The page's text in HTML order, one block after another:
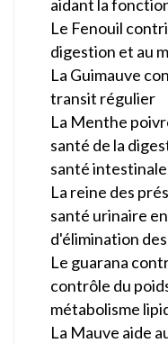
aidant la
Le Fenouil
digestion et au
La Guimauve
transit régulier
La Menthe
santé de la
santé intestinale
La reine des
santé urinaire
d'élimination
Le guarana
contrôle du
métabolisme
La Mauve aide